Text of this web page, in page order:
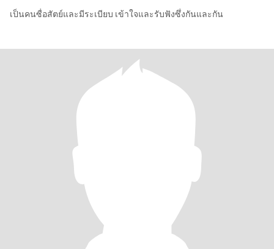
เป็นคนซื่อสัตย์และมีระเบียบ เข้าใจและรับฟังซึ่งกันและกัน